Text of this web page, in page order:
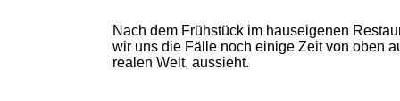
Nach dem Frühstück im hauseigenen
wir uns die Fälle noch einige Zeit von oben
realen Welt, aussieht.